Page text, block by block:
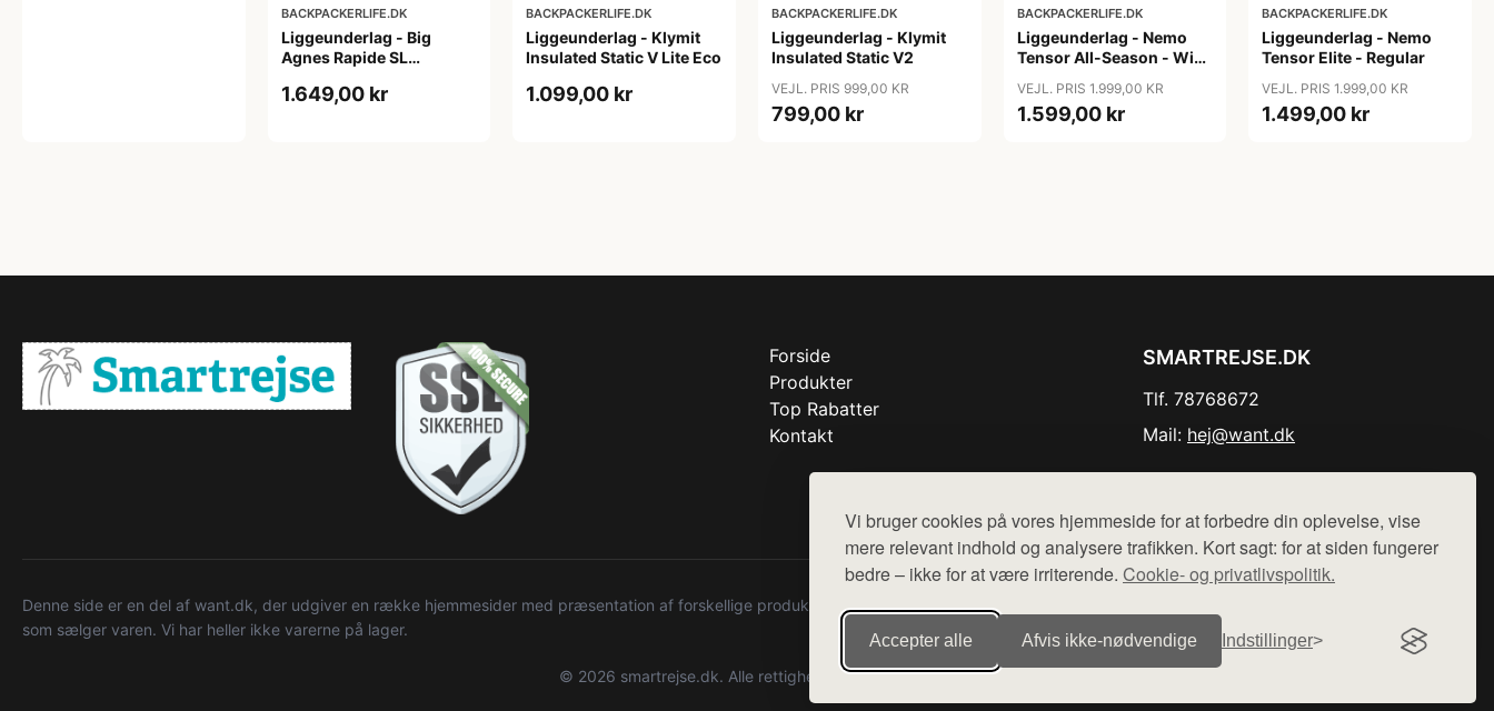
Vi bruger cookies på vores hjemmeside for at forbedre din oplevelse, vise
mere relevant indhold og analysere trafikken. Kort sagt: for at siden fungerer
bedre – ikke for at være irriterende. Cookie- og privatlivspolitik.
Accepter alle Afvis ikke‑nødvendige Indstillinger
BACKPACKERLIFE.DK
Liggeunderlag - Big
Agnes Rapide SL
- Rød
1.649,00 kr
BACKPACKERLIFE.DK
Liggeunderlag - Klymit
Insulated Static V Lite Eco
1.099,00 kr
BACKPACKERLIFE.DK
Liggeunderlag - Klymit
Insulated Static V2
VEJL. PRIS 999,00 KR
799,00 kr
BACKPACKERLIFE.DK
Liggeunderlag - Nemo
Tensor All-Season - Wide
VEJL. PRIS 1.999,00 KR
1.599,00 kr
BACKPACKERLIFE.DK
Liggeunderlag - Nemo
Tensor Elite - Regular
VEJL. PRIS 1.999,00 KR
1.499,00 kr
Forside
Produkter
Top Rabatter
Kontakt
SMARTREJSE.DK
Tlf. 78768672
Mail: hej@want.dk
Denne side er en del af want.dk, der udgiver en række hjemmesider med præsentation af forskellige produkter fra diverse webshops. Der sælges ikke varer fra denne side - vi henviser til de shops,
som sælger varen. Vi har heller ikke varerne på lager.
© 2026 smartrejse.dk. Alle rettigheder forbeholdes.